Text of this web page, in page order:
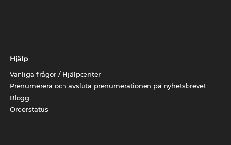
Hjälp
Vanliga frågor / Hjälpcenter
Prenumerera och avsluta prenumerationen på nyhetsbrevet
Blogg
Orderstatus